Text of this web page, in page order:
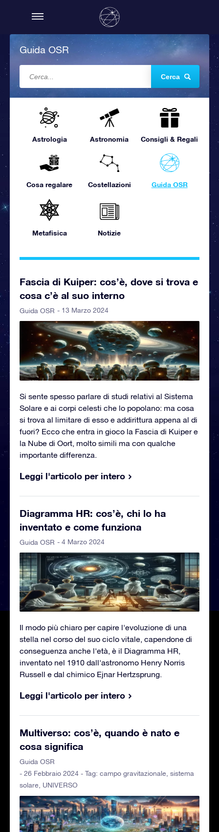
Guida OSR
Cerca
Astrologia Astronomia Consigli & Regali
Cosa regalare Costellazioni Guida OSR
Metafisica Notizie
Fascia di Kuiper: cos’è, dove si trova e
cosa c’è al suo interno
Guida OSR - 13 Marzo 2024
Si sente spesso parlare di studi relativi al Sistema
Solare e ai corpi celesti che lo popolano: ma cosa
si trova al limitare di esso e addirittura appena al di
fuori? Ecco che entra in gioco la Fascia di Kuiper e
la Nube di Oort, molto simili ma con qualche
importante differenza.
Leggi l'articolo per intero
Diagramma HR: cos’è, chi lo ha
inventato e come funziona
Guida OSR - 4 Marzo 2024
Il modo più chiaro per capire l'evoluzione di una
stella nel corso del suo ciclo vitale, capendone di
conseguenza anche l'età, è il Diagramma HR,
inventato nel 1910 dall'astronomo Henry Norris
Russell e dal chimico Ejnar Hertzsprung.
Leggi l'articolo per intero
Multiverso: cos’è, quando è nato e
cosa significa
Guida OSR
- 26 Febbraio 2024 - Tag: campo gravitazionale sistema
solare
UNIVERSO